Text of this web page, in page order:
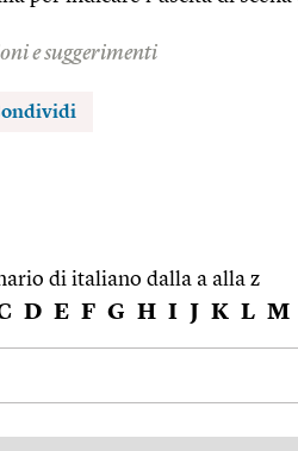
e suggerimenti
di italiano dalla a alla z
D E F G H I J K L M